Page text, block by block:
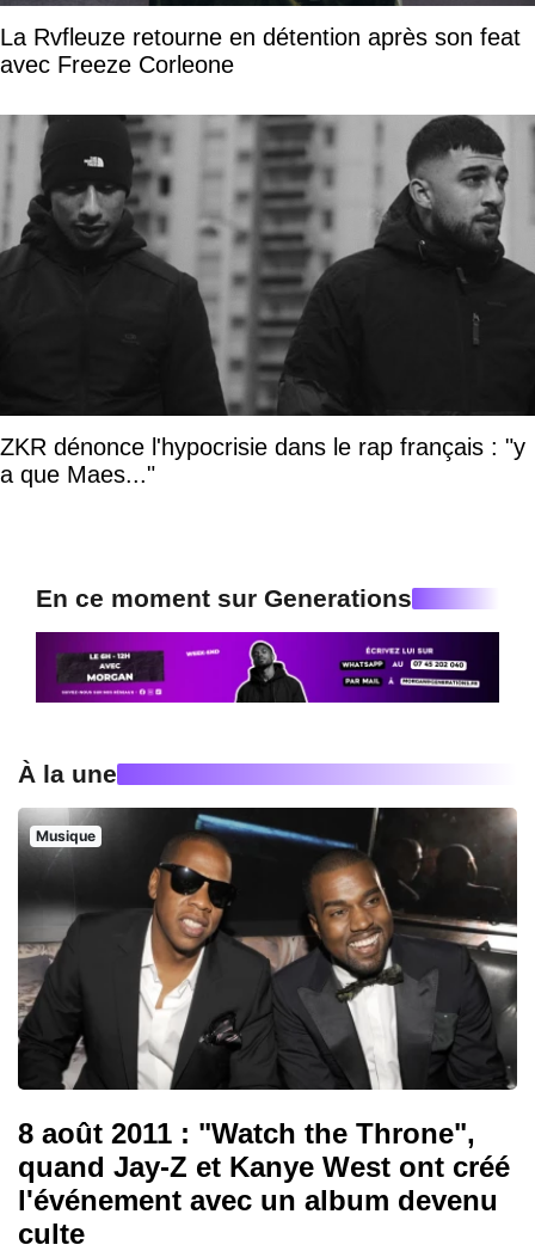
La Rvfleuze retourne en détention après son feat
avec Freeze Corleone
ZKR dénonce l'hypocrisie dans le rap français : "y
a que Maes..."
En ce moment sur Generations
À la une
Musique
8 août 2011 : "Watch the Throne",
quand Jay-Z et Kanye West ont créé
l'événement avec un album devenu
culte